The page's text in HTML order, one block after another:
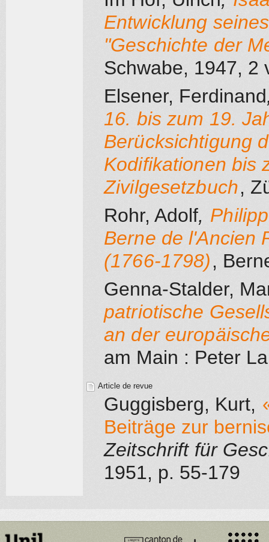
Entwicklung
"Geschichte der
Schwabe, 1947, 2
Elsener, Ferdinand
16. bis zum 19.
Berücksichtigung
Kodifikationen bis
Zivilgesetzbuch,
Rohr, Adolf,
Berne de l'Ancien
(1766-1798),
Genna-Stalder,
patriotische
an der
am Main : Peter
Article de revue
Guggisberg, Kurt,
Beiträge zur
Zeitschrift für
1951, p. 55-179